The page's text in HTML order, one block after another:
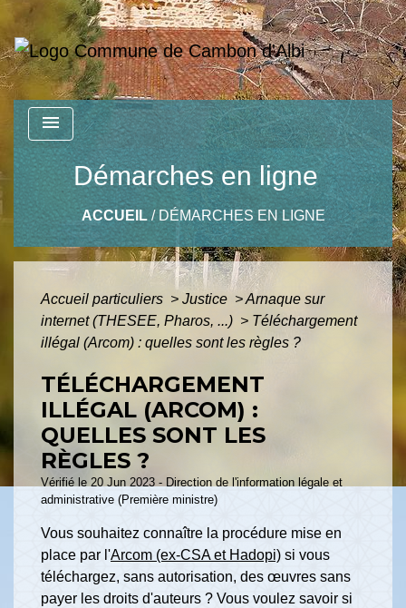
menu
Démarches en ligne
ACCUEIL/ DÉMARCHES EN LIGNE
Accueil particuliers > Justice >Arnaque sur
internet (THESEE, Pharos, ...) > Téléchargement
illégal (Arcom) : quelles sont les règles ?
TÉLÉCHARGEMENT
ILLÉGAL (ARCOM) :
QUELLES SONT LES
RÈGLES ?
Vérifié le 20 Jun 2023 - Direction de l'information légale et
administrative (Première ministre)
Vous souhaitez connaître la procédure mise en
place par l'Arcom (ex-CSA et Hadopi) si vous
téléchargez, sans autorisation, des œuvres sans
payer les droits d'auteurs ? Vous voulez savoir si